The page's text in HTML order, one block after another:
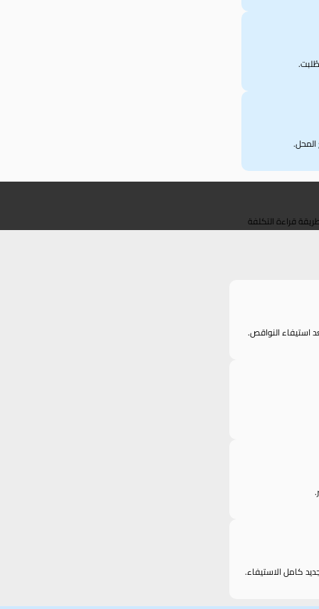
طُلبت.
قراءة التكلفة
استيفاء النواقص.
كامل الاستيفاء.